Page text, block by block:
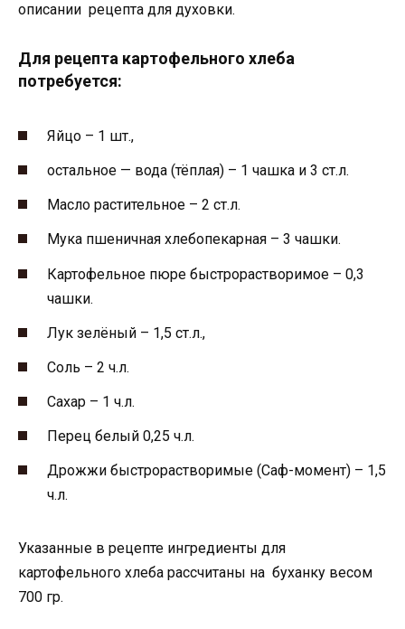
описании рецепта для духовки.
Для рецепта картофельного хлеба
потребуется:
Яйцо – 1 шт.,
остальное — вода (тёплая) – 1 чашка и 3 ст.л.
Масло растительное – 2 ст.л.
Мука пшеничная хлебопекарная – 3 чашки.
Картофельное пюре быстрорастворимое – 0,3
чашки.
Лук зелёный – 1,5 ст.л.,
Соль – 2 ч.л.
Сахар – 1 ч.л.
Перец белый 0,25 ч.л.
Дрожжи быстрорастворимые (Саф-момент) – 1,5
ч.л.
Указанные в рецепте ингредиенты для
картофельного хлеба рассчитаны на буханку весом
700 гр.